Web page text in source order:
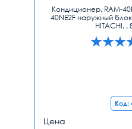
Кондиционер, RAM-
40NE2F наружный
HITACHI, ,
Код:
Цена